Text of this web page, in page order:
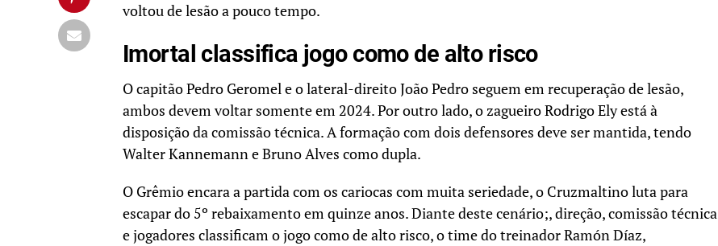
voltou de lesão a pouco tempo.
Imortal classifica jogo como de alto risco
O capitão Pedro Geromel e o lateral-direito João Pedro seguem em recuperação de lesão,
ambos devem voltar somente em 2024. Por outro lado, o zagueiro Rodrigo Ely está à
disposição da comissão técnica. A formação com dois defensores deve ser mantida, tendo
Walter Kannemann e Bruno Alves como dupla.
O Grêmio encara a partida com os cariocas com muita seriedade, o Cruzmaltino luta para
escapar do 5º rebaixamento em quinze anos. Diante deste cenário;, direção, comissão técnica
e jogadores classificam o jogo como de alto risco, o time do treinador Ramón Díaz,